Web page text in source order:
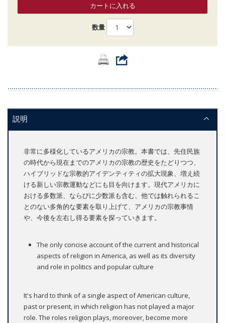
カートに入れる
数量
説明
非常に多様化しているアメリカの宗教。本書では、先住民族
の時代から現在までのアメリカの宗教の歴史をたどりつつ、
ハイブリッドな宗教的アイデンティティの拡大現象、増え続
ける新しい宗教運動などにも目を向けます。現代アメリカに
おける多数派、ならびに少数派も含む、他では触れられるこ
とのない多角的な要素を取り上げて、アメリカの宗教事情
や、今後を左右し得る要素を探っていきます。
The only concise account of the current and historical
aspects of religion in America, as well as its diversity
and role in politics and popular culture
It's hard to think of a single aspect of American culture,
past or present, in which religion has not played a major
role. The roles religion plays, moreover, become more